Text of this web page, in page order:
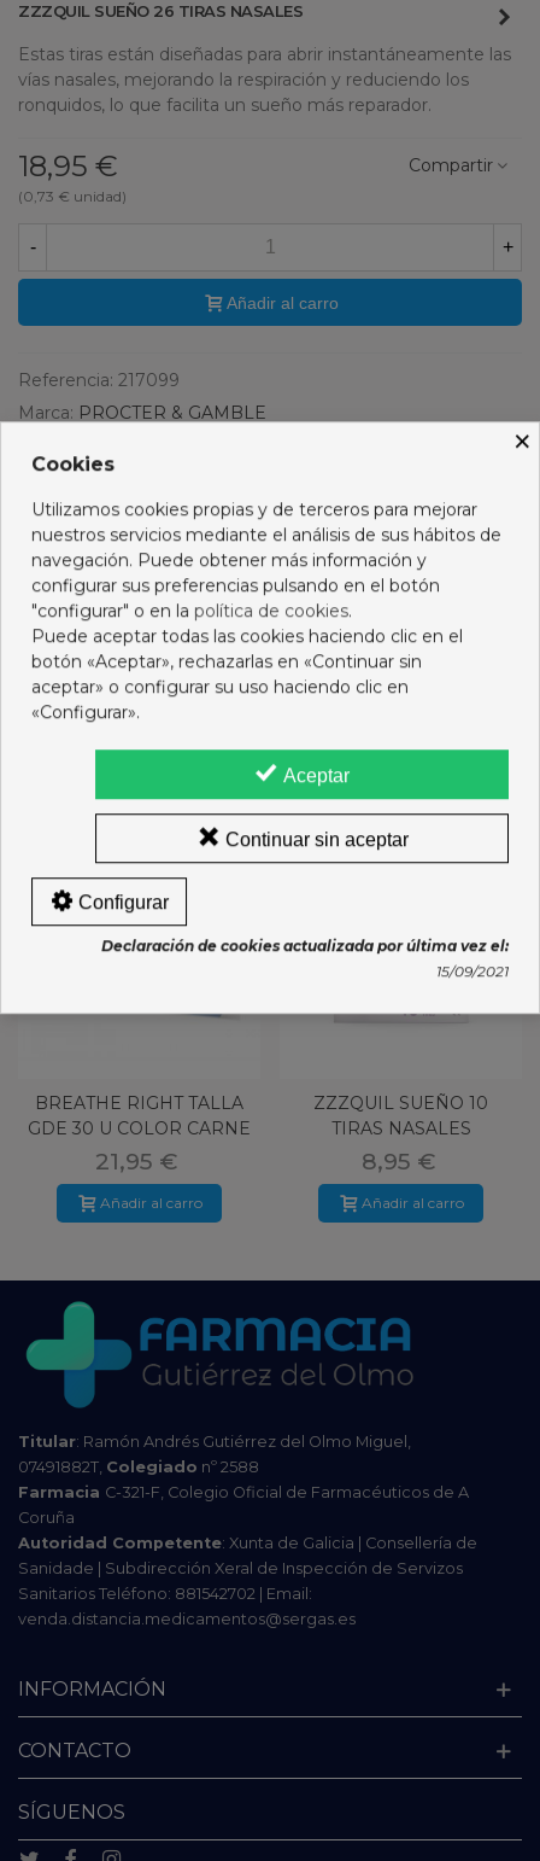
ZZZQUIL SUEÑO 26 TIRAS NASALES
Estas tiras están diseñadas para abrir instantáneamente las
vías nasales, mejorando la respiración y reduciendo los
ronquidos, lo que facilita un sueño más reparador.
18,95 €
(0,73 € unidad)
Compartir
- +
Añadir al carro
Referencia: 217099
Marca: PROCTER & GAMBLE
PRODUCTOS RELACIONADOS
No hay artículos
Opiniones
2 OTROS PRODUCTOS DE LA MISMA CATEGORÍA:
BREATHE RIGHT TALLA
GDE 30 U COLOR CARNE
21,95 €
Añadir al carro
ZZZQUIL SUEÑO 10
TIRAS NASALES
8,95 €
Añadir al carro
Titular: Ramón Andrés Gutiérrez del Olmo Miguel,
07491882T, Colegiado nº 2588
Farmacia C-321-F, Colegio Oficial de Farmacéuticos de A
Coruña
Autoridad Competente: Xunta de Galicia | Consellería de
Sanidade | Subdirección Xeral de Inspección de Servizos
Sanitarios Teléfono: 881542702 | Email:
venda.distancia.medicamentos@sergas.es
INFORMACIÓN
CONTACTO
SÍGUENOS
×
Cookies
Utilizamos cookies propias y de terceros para mejorar
nuestros servicios mediante el análisis de sus hábitos de
navegación. Puede obtener más información y
configurar sus preferencias pulsando en el botón
"configurar" o en la política de cookies.
Puede aceptar todas las cookies haciendo clic en el
botón «Aceptar», rechazarlas en «Continuar sin
aceptar» o configurar su uso haciendo clic en
«Configurar».
Aceptar
Continuar sin aceptar
Configurar
Declaración de cookies actualizada por última vez el:
15/09/2021